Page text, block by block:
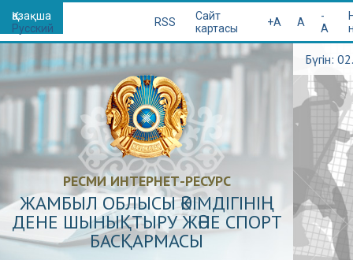
Қазақша
Русский
RSS
Сайт
картасы
+A A
-
A
РЕСМИ ИНТЕРНЕТ-РЕСУРС
ЖАМБЫЛ ОБЛЫСЫ ӘКІМДІГІНІҢ
ДЕНЕ ШЫНЫҚТЫРУ ЖӘНЕ СПОРТ
БАСҚАРМАСЫ
Бүгін: